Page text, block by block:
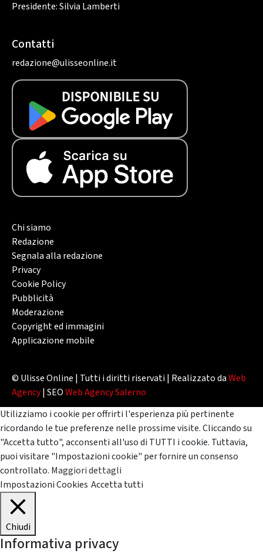
Presidente: Silvia Lamberti
Contatti
redazione@ulisseonline.it
Chi siamo
Redazione
Segnala alla redazione
Privacy
Cookie Policy
Pubblicità
Moderazione
Copyright ed immagini
Applicazione mobile
© Ulisse Online | Tutti i diritti riservati | Realizzato daWeb
Agency| SEOWeb Agency Salerno
Utilizziamo i cookie per offrirti l'esperienza più pertinente
ricordando le tue preferenze nelle prossime visite. Cliccando su
"Accetta tutto", acconsenti all'uso di TUTTI i cookie. Tuttavia,
puoi visitare "Impostazioni cookie" per fornire un consenso
controllato. Maggiori dettagli
Impostazioni Cookies Accetta tutti
Chiudi
Informativa privacy